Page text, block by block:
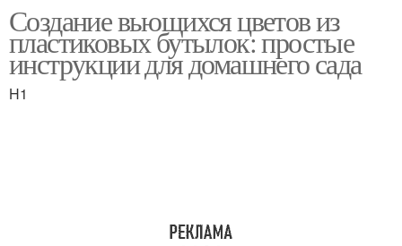
Пластиковые бутылки Бутылки для создания
Создание вьющихся цветов из
пластиковых бутылок: простые
инструкции для домашнего сада
H1